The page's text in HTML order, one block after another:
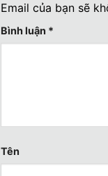
Email của bạn sẽ
Bình luận *
Tên